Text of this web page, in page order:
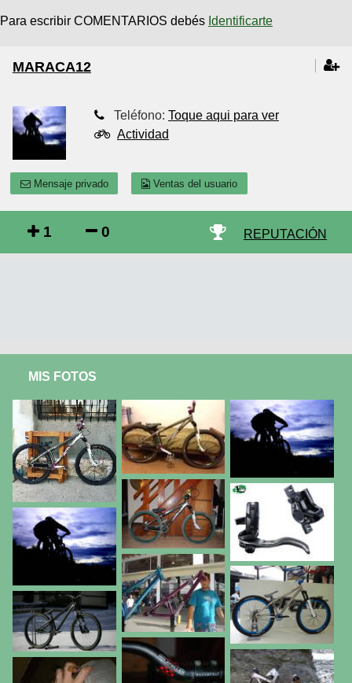
Para escribir COMENTARIOS debés Identificarte
MARACA12
Teléfono: Toque aqui para ver
Actividad
Mensaje privado Ventas del usuario
1 0 REPUTACIÓN
MIS FOTOS